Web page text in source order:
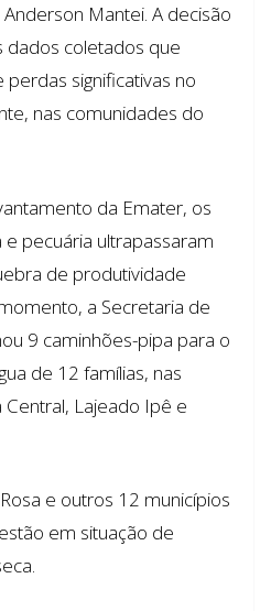
Mantei. A decisão
dados coletados que
significativas no
nas comunidades do
da Emater, os
e pecuária ultrapassaram
de produtividade
a Secretaria de
9 caminhões-pipa para o
de 12 famílias, nas
Central, Lajeado Ipê e
e outros 12 municípios
em situação de